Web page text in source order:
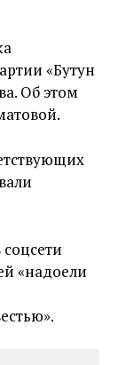
«Бутун
Об этом
«надоели